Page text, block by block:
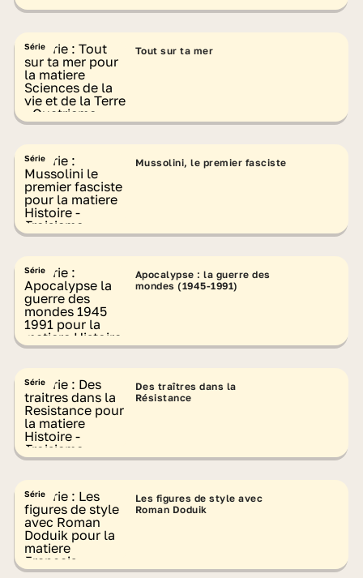
Série Tout sur ta mer
Série Mussolini, le premier fasciste
Série
Apocalypse : la guerre des
mondes (1945-1991)
Série
Des traîtres dans la
Résistance
Série
Les figures de style avec
Roman Doduik